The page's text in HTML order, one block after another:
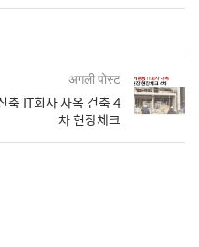
अगली पोस्ट
축 IT회사 사옥 건축 4
차 현장체크